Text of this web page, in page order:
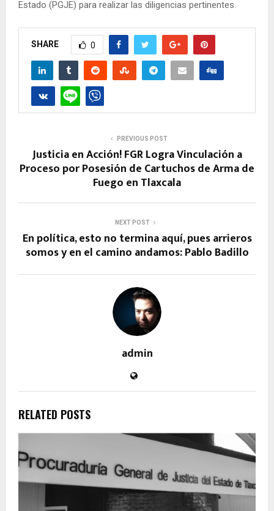
Estado (PGJE) para realizar las diligencias pertinentes.
SHARE 0
PREVIOUS POST
Justicia en Acción! FGR Logra Vinculación a
Proceso por Posesión de Cartuchos de Arma de
Fuego en Tlaxcala
NEXT POST
En política, esto no termina aquí, pues arrieros
somos y en el camino andamos: Pablo Badillo
admin
RELATED POSTS